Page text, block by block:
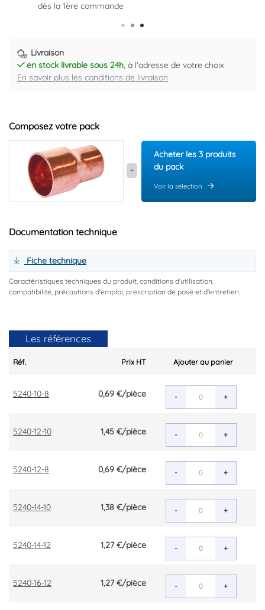
Plus d'informations ici
Livraison
en stock livrable sous 24h, à l'adresse de votre choix
En savoir plus les conditions de livraison
Composez votre pack
Acheter les 3 produits
du pack
Voir la sélection
Documentation technique
Fiche technique
Caractéristiques techniques du produit, conditions d'utilisation,
compatibilité, précautions d'emploi, prescription de pose et d'entretien.
Les références
Réf. Prix HT Ajouter au panier
5240-10-8 0,69 €/pièce - +
5240-12-10 1,45 €/pièce - +
5240-12-8 0,69 €/pièce - +
5240-14-10 1,38 €/pièce - +
5240-14-12 1,27 €/pièce - +
5240-16-12 1,27 €/pièce - +